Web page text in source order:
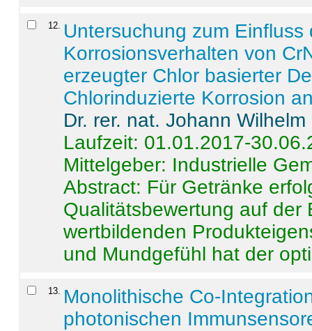
12
Untersuchung zum
Korrosionsverhalten von
erzeugter Chlor basierter
Chlorinduzierte Korrosion
Dr. rer. nat. Johann
Laufzeit: 01.01.2017-
Mittelgeber: Industrielle
Abstract: Für Getränke
Qualitätsbewertung auf der
wertbildenden
und Mundgefühl hat der
13
Monolithische Co-
photonischen